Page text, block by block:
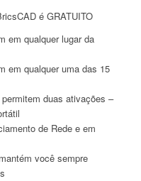
é GRATUITO
em qualquer lugar da
em qualquer uma das 15
duas ativações –
de Rede e em
você sempre